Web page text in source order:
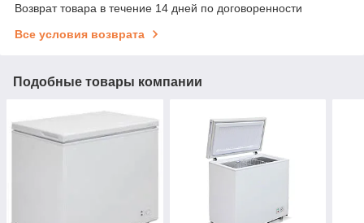
Возврат товара в течение 14 дней по договоренности
Все условия возврата
Подобные товары компании